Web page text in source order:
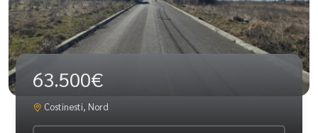
63.500€
Costinesti, Nord